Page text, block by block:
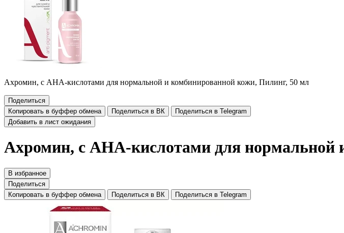
Ахромин, с АНА-кислотами для нормальной и комбинированной кожи, Пилинг, 50 мл
Поделиться
Копировать в буффер обмена
Поделиться в ВК
Поделиться в Telegram
Добавить в лист ожидания
Ахромин, с АНА-кислотами для нормальной
В избранное
Поделиться
Копировать в буффер обмена
Поделиться в ВК Поделиться в Telegram